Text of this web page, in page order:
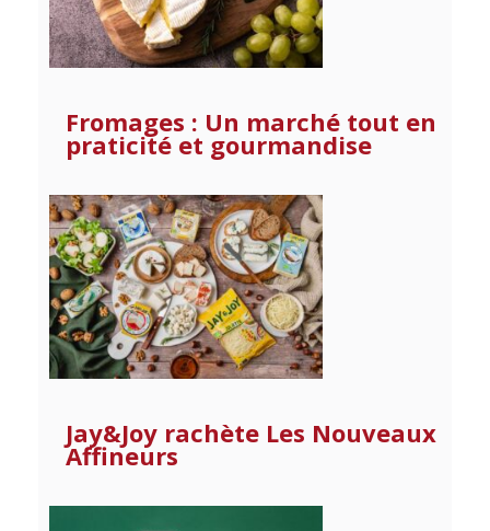
Fromages : Un marché tout en
praticité et gourmandise
Jay&Joy rachète Les Nouveaux
Affineurs